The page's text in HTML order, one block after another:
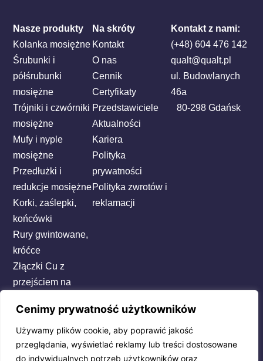
Cenimy prywatność użytkowników
Używamy plików cookie, aby poprawić jakość
przeglądania, wyświetlać reklamy lub treści dostosowane
do indywidualnych potrzeb użytkowników oraz
Nasze produkty
Kolanka mosiężne
Śrubunki i
półśrubunki
mosiężne
Trójniki i czwórniki
mosiężne
Mufy i nyple
mosiężne
Przedłużki i
redukcje mosiężne
Korki, zaślepki,
końcówki
Rury gwintowane,
króćce
Złączki Cu z
przejściem na
Złączki miedziane
Złączki specjalne
Akcesoria
Na skróty
Kontakt
O nas
Cennik
Certyfikaty
Przedstawiciele
Aktualności
Kariera
Polityka
prywatności
Polityka zwrotów i
reklamacji
Kontakt z nami:
(+48) 604 476 142
qualt@qualt.pl
ul. Budowlanych
46a
80-298 Gdańsk